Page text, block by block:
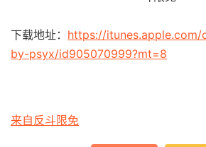
下载地址： https://
by-psyx/id905070999?mt=8
来自反斗限免